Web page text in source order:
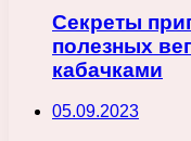
Секреты
полезных
кабачками
05.09.2023